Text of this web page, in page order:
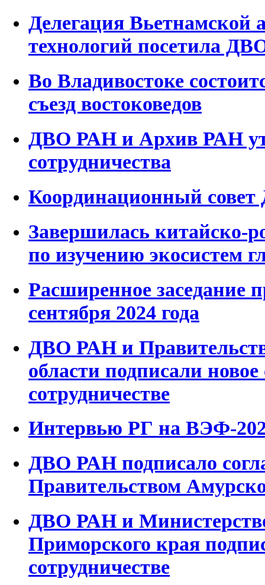
Делегация Вьетнамской
технологий посетила
Во Владивостоке
съезд востоковедов
ДВО РАН и Архив РАН
сотрудничества
Координационный
Завершилась китайско-
по изучению экосистем
Расширенное
сентября 2024 года
ДВО РАН и
области подписали
сотрудничестве
Интервью РГ на ВЭФ-
ДВО РАН подписало
Правительством
ДВО РАН и
Приморского края
сотрудничестве